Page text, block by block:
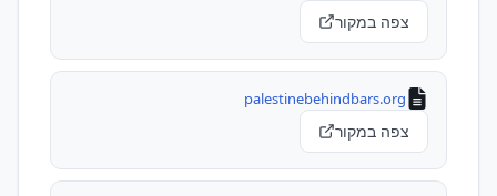
צפה במקור
palestinebehindbars.org
צפה במקור